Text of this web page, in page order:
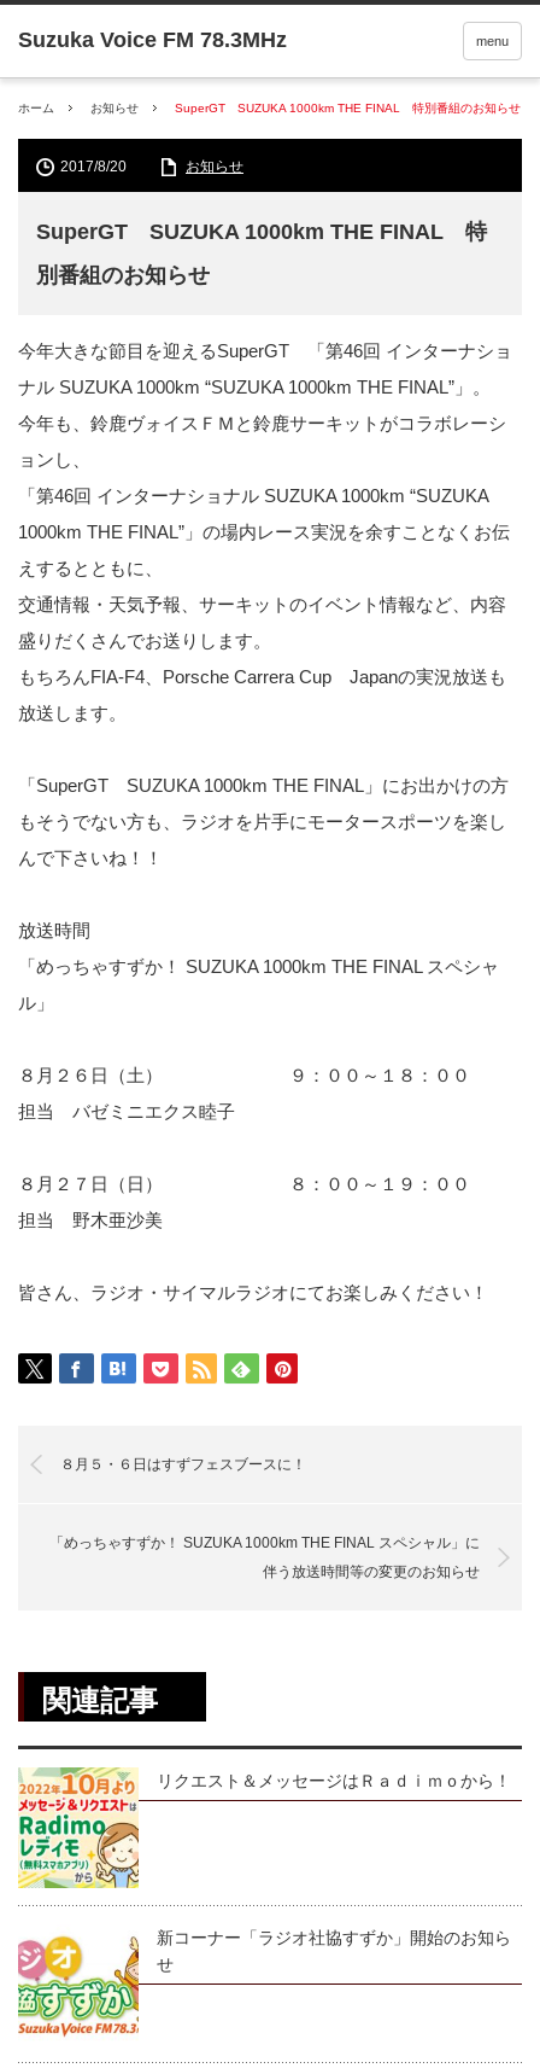
menu
ホーム お知らせ SuperGT SUZUKA 1000km THE FINAL 特別番組のお知らせ
2017/8/20 お知らせ
SuperGT SUZUKA 1000km THE FINAL 特
別番組のお知らせ
今年大きな節目を迎えるSuperGT 「第46回 インターナショ
ナル SUZUKA 1000km “SUZUKA 1000km THE FINAL”」。
今年も、鈴鹿ヴォイスＦＭと鈴鹿サーキットがコラボレーシ
ョンし、
「第46回 インターナショナル SUZUKA 1000km “SUZUKA
1000km THE FINAL”」の場内レース実況を余すことなくお伝
えするとともに、
交通情報・天気予報、サーキットのイベント情報など、内容
盛りだくさんでお送りします。
もちろんFIA-F4、Porsche Carrera Cup Japanの実況放送も
放送します。
「SuperGT SUZUKA 1000km THE FINAL」にお出かけの方
もそうでない方も、ラジオを片手にモータースポーツを楽し
んで下さいね！！
放送時間
「めっちゃすずか！ SUZUKA 1000km THE FINAL スペシャ
ル」
８月２６日（土） ９：００～１８：００
担当 バゼミニエクス睦子
８月２７日（日） ８：００～１９：００
担当 野木亜沙美
皆さん、ラジオ・サイマルラジオにてお楽しみください！
８月５・６日はすずフェスブースに！
「めっちゃすずか！ SUZUKA 1000km THE FINAL スペシャル」に
伴う放送時間等の変更のお知らせ
関連記事
リクエスト＆メッセージはＲａｄｉｍｏから！
新コーナー「ラジオ社協すずか」開始のお知ら
せ